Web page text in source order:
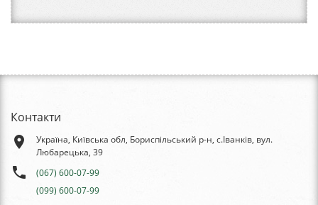
Контакти
place
Україна, Київська обл, Бориспільський р-н, с.Іванків, вул.
Любарецька, 39
phone
(067) 600-07-99
(099) 600-07-99